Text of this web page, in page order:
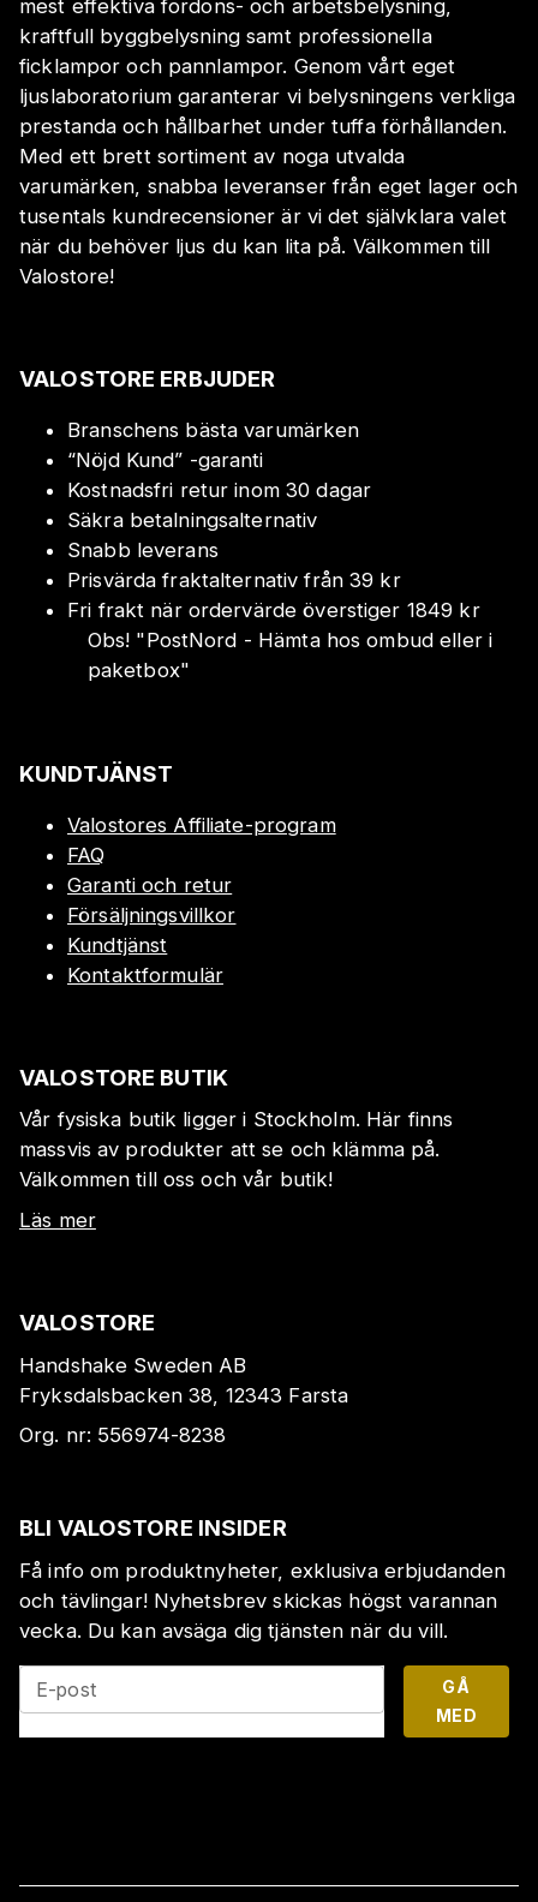
mest effektiva fordons- och arbetsbelysning,
kraftfull byggbelysning samt professionella
ficklampor och pannlampor. Genom vårt eget
ljuslaboratorium garanterar vi belysningens verkliga
prestanda och hållbarhet under tuffa förhållanden.
Med ett brett sortiment av noga utvalda
varumärken, snabba leveranser från eget lager och
tusentals kundrecensioner är vi det självklara valet
när du behöver ljus du kan lita på. Välkommen till
Valostore!
VALOSTORE ERBJUDER
Branschens bästa varumärken
“Nöjd Kund” -garanti
Kostnadsfri retur inom 30 dagar
Säkra betalningsalternativ
Snabb leverans
Prisvärda fraktalternativ från 39 kr
Fri frakt när ordervärde överstiger 1849 kr
Obs! "PostNord - Hämta hos ombud eller i
paketbox"
KUNDTJÄNST
Valostores Affiliate-program
FAQ
Garanti och retur
Försäljningsvillkor
Kundtjänst
Kontaktformulär
VALOSTORE BUTIK
Vår fysiska butik ligger i Stockholm. Här finns
massvis av produkter att se och klämma på.
Välkommen till oss och vår butik!
Läs mer
VALOSTORE
Handshake Sweden AB
Fryksdalsbacken 38, 12343 Farsta
Org. nr: 556974-8238
BLI VALOSTORE INSIDER
Få info om produktnyheter, exklusiva erbjudanden
och tävlingar! Nyhetsbrev skickas högst varannan
vecka. Du kan avsäga dig tjänsten när du vill.
E-post
GÅ
MED